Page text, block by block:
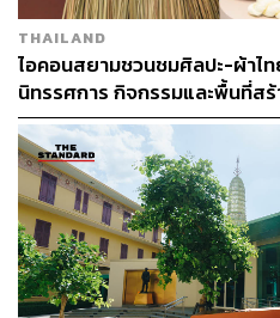
‘AIRI’ บ้านที่สะท้อนตัวตน
แบรนด์ AIRI โฉมใหม่ไม่เพียง
มีความลักชัวรี แต่ยังมาพร้อม
ที่ตอบโจทย์กลุ่มลูกค้าคนรุ่นให
เฉพาะตัว
THAILAND
ไอคอนสยามชวนชมศิลปะ-ผ้าไ
นิทรรศการ กิจกรรมและพื้นที่ส
แม่ [ADVERTORIAL]